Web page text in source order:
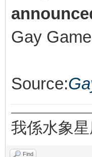
Gay
Source:
我係水象
Find